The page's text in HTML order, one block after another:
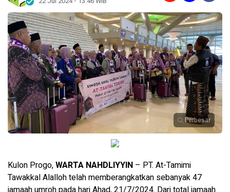
Perbesar
Kulon Progo,WARTA NAHDLIYYIN – PT. At-Tamimi
Tawakkal Alalloh telah memberangkatkan sebanyak 47